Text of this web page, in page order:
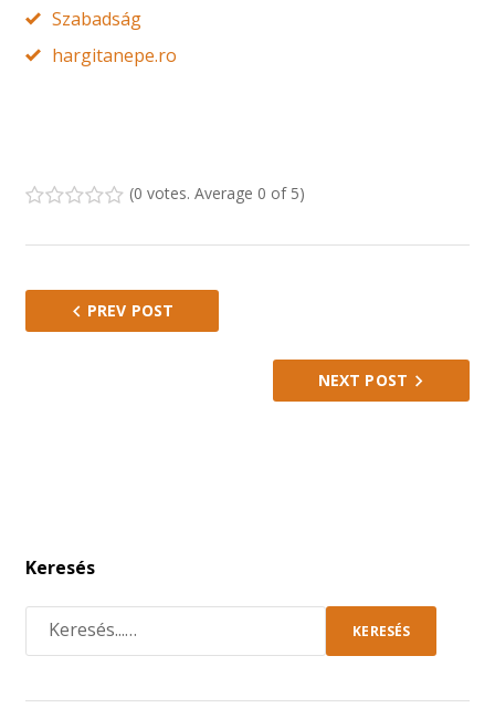
Szabadság
hargitanepe.ro
(0 votes. Average 0 of 5)
PREV POST
NEXT POST
Keresés
KERESÉS